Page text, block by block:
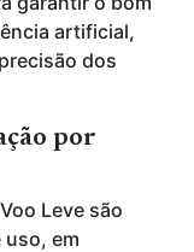
artificial,
dos
por
Leve são
uso, em